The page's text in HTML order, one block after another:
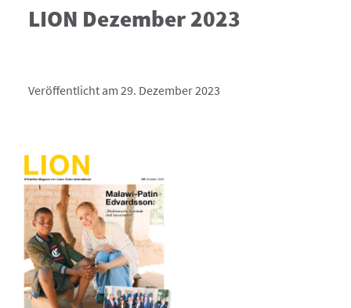
LION Dezember 2023
Veröffentlicht am 29. Dezember 2023